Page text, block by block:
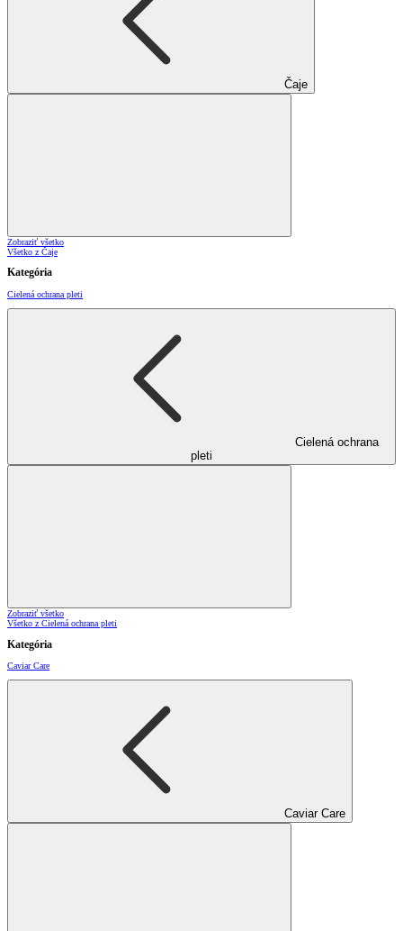
Čaje
Zobraziť všetko
Všetko z Čaje
Kategória
Cielená ochrana pleti
Cielená ochrana
pleti
Zobraziť všetko
Všetko z Cielená ochrana pleti
Kategória
Caviar Care
Caviar Care